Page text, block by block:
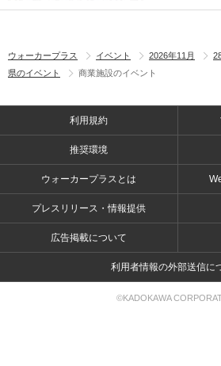
ウォーカープラス イベント 2026年11月
県のイベント
商業施設のイベント
利用規約
推奨環境
ウォーカープラスとは
プレスリリース・情報提供
広告掲載について
利用者情報の外部送信に
©KADOKAWA